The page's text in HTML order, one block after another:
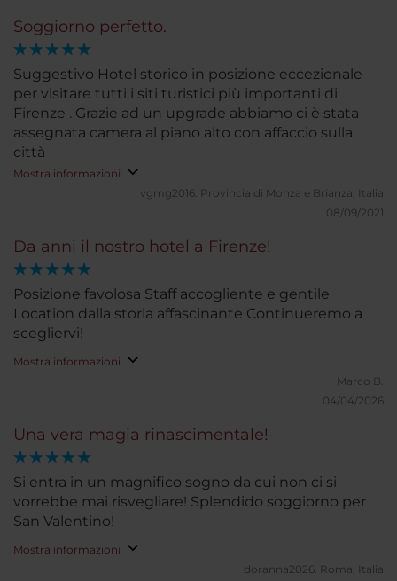
Da anni il nostro hotel a Firenze!
Posizione favolosa Staff accogliente e gentile
Location dalla storia affascinante Continueremo a
scegliervi!
Mostra informazioni
Marco B.
04/04/2026
Una vera magia rinascimentale!
Si entra in un magnifico sogno da cui non ci si
vorrebbe mai risvegliare! Splendido soggiorno per
San Valentino!
Mostra informazioni
doranna2026. Roma, Italia
Soggiorno perfetto.
Suggestivo Hotel storico in posizione eccezionale
per visitare tutti i siti turistici più importanti di
Firenze . Grazie ad un upgrade abbiamo ci è stata
assegnata camera al piano alto con affaccio sulla
città
Mostra informazioni
vgmg2016.
Provincia di Monza e Brianza, Italia
08/09/2021